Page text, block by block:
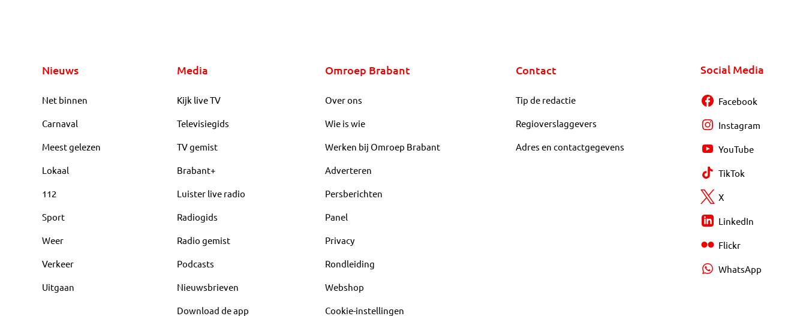
Nieuws
Net binnen
Carnaval
Meest gelezen
Lokaal
112
Sport
Weer
Verkeer
Uitgaan
Media
Kijk live TV
Televisiegids
TV gemist
Brabant+
Luister live radio
Radiogids
Radio gemist
Podcasts
Nieuwsbrieven
Download de app
Omroep Brabant
Over ons
Wie is wie
Werken bij Omroep Brabant
Adverteren
Persberichten
Panel
Privacy
Rondleiding
Webshop
Cookie-instellingen
Contact
Tip de redactie
Regioverslaggevers
Adres en contactgegevens
Social Media
Facebook
Instagram
YouTube
TikTok
X
LinkedIn
Flickr
WhatsApp